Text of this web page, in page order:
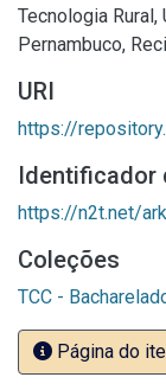
Tecnologia
Pernambuco,
URI
https://
Identificador
https://n2t.net/
Coleções
TCC -
Página do